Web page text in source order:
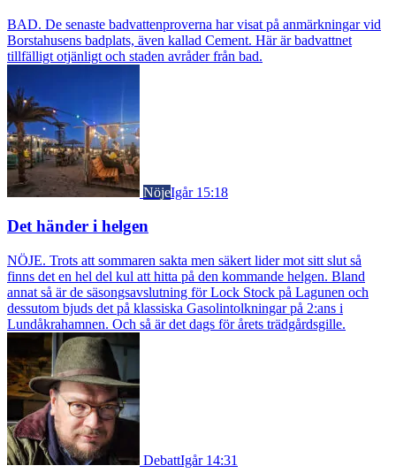
BAD. De senaste badvattenproverna har visat på anmärkningar vid
Borstahusens badplats, även kallad Cement. Här är badvattnet
tillfälligt otjänligt och staden avråder från bad.
NöjeIgår 15:18
Det händer i helgen
NÖJE. Trots att sommaren sakta men säkert lider mot sitt slut så
finns det en hel del kul att hitta på den kommande helgen. Bland
annat så är de säsongsavslutning för Lock Stock på Lagunen och
dessutom bjuds det på klassiska Gasolintolkningar på 2:ans i
Lundåkrahamnen. Och så är det dags för årets trädgårdsgille.
DebattIgår 14:31